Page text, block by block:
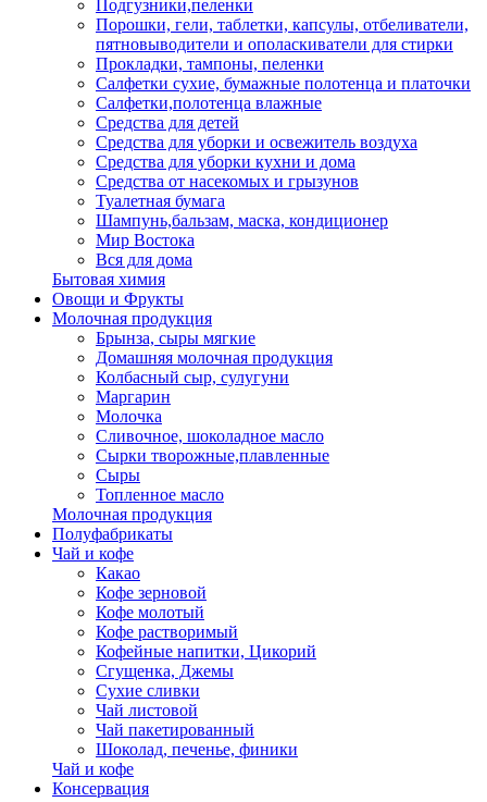
Подгузники,пеленки
Порошки, гели, таблетки, капсулы, отбеливатели,
пятновыводители и ополаскиватели для стирки
Прокладки, тампоны, пеленки
Салфетки сухие, бумажные полотенца и платочки
Салфетки,полотенца влажные
Средства для детей
Средства для уборки и освежитель воздуха
Средства для уборки кухни и дома
Средства от насекомых и грызунов
Туалетная бумага
Шампунь,бальзам, маска, кондиционер
Мир Востока
Вся для дома
Бытовая химия
Овощи и Фрукты
Молочная продукция
Брынза, сыры мягкие
Домашняя молочная продукция
Колбасный сыр, сулугуни
Маргарин
Молочка
Сливочное, шоколадное масло
Сырки творожные,плавленные
Сыры
Топленное масло
Молочная продукция
Полуфабрикаты
Чай и кофе
Какао
Кофе зерновой
Кофе молотый
Кофе растворимый
Кофейные напитки, Цикорий
Сгущенка, Джемы
Сухие сливки
Чай листовой
Чай пакетированный
Шоколад, печенье, финики
Чай и кофе
Консервация